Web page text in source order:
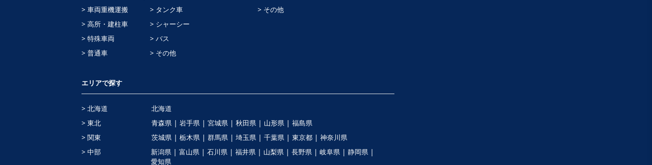
> 車両重機運搬
> タンク車
> 高所・建柱車
> シャーシー
> 特殊車両
> バス
> 普通車
> その他
> その他
エリアで探す
> 北海道
北海道
> 東北
青森県 | 岩手県 | 宮城県 | 秋田県 | 山形県 | 福島県
> 関東
茨城県 | 栃木県 | 群馬県 | 埼玉県 | 千葉県 | 東京都 | 神奈川県
> 中部
新潟県 | 富山県 | 石川県 | 福井県 | 山梨県 | 長野県 | 岐阜県 | 静岡県 |
愛知県